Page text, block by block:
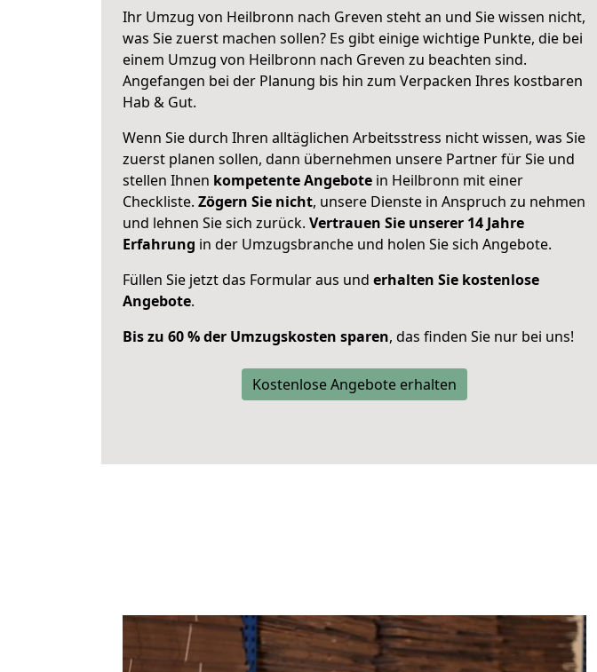
Ihr Umzug von Heilbronn nach Greven steht an und Sie wissen nicht,
was Sie zuerst machen sollen? Es gibt einige wichtige Punkte, die bei
einem Umzug von Heilbronn nach Greven zu beachten sind.
Angefangen bei der Planung bis hin zum Verpacken Ihres kostbaren
Hab & Gut.
Wenn Sie durch Ihren alltäglichen Arbeitsstress nicht wissen, was Sie
zuerst planen sollen, dann übernehmen unsere Partner für Sie und
stellen Ihnen kompetente Angebote in Heilbronn mit einer
Checkliste. Zögern Sie nicht, unsere Dienste in Anspruch zu nehmen
und lehnen Sie sich zurück. Vertrauen Sie unserer 14 Jahre
Erfahrung in der Umzugsbranche und holen Sie sich Angebote.
Füllen Sie jetzt das Formular aus und erhalten Sie kostenlose
Angebote.
Bis zu 60 % der Umzugskosten sparen, das finden Sie nur bei uns!
Kostenlose Angebote erhalten